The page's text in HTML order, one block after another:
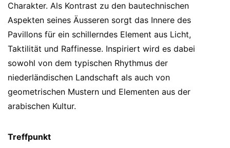
Charakter. Als Kontrast zu den bautechnischen
Aspekten seines Äusseren sorgt das Innere des
Pavillons für ein schillerndes Element aus Licht,
Taktilität und Raffinesse. Inspiriert wird es dabei
sowohl von dem typischen Rhythmus der
niederländischen Landschaft als auch von
geometrischen Mustern und Elementen aus der
arabischen Kultur.
Treffpunkt